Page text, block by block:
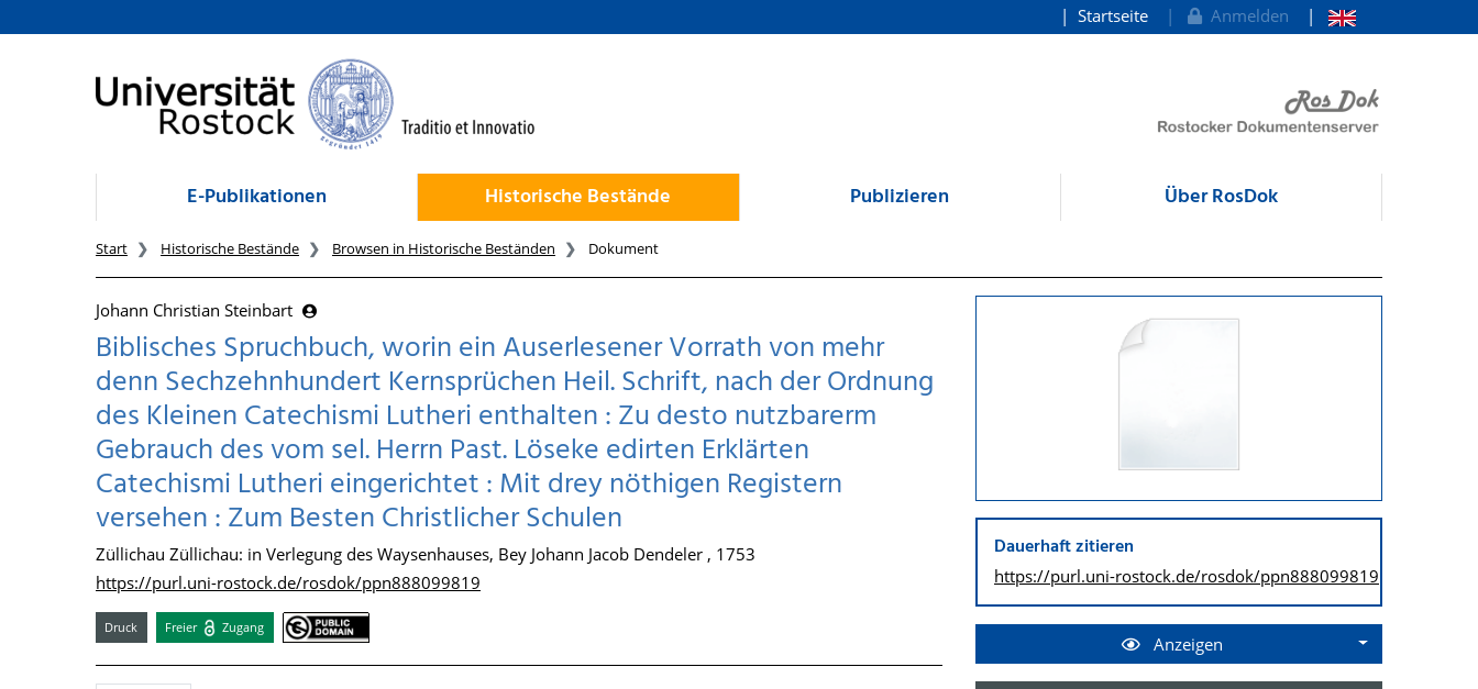
zum Inhalt
Startseite Anmelden
E-Publikationen Historische Bestände Publizieren Über RosDok
Start Historische Bestände Browsen in Historische Beständen Dokument
Johann Christian Steinbart
Biblisches Spruchbuch, worin ein Auserlesener Vorrath von mehr
denn Sechzehnhundert Kernsprüchen Heil. Schrift, nach der Ordnung
des Kleinen Catechismi Lutheri enthalten : Zu desto nutzbarerm
Gebrauch des vom sel. Herrn Past. Löseke edirten Erklärten
Catechismi Lutheri eingerichtet : Mit drey nöthigen Registern
versehen : Zum Besten Christlicher Schulen
Züllichau Züllichau: in Verlegung des Waysenhauses, Bey Johann Jacob Dendeler , 1753
https://purl.uni-rostock.de/rosdok/ppn888099819
Druck Freier Zugang
Dauerhaft zitieren
https://purl.uni-rostock.de/rosdok/ppn888099819
Anzeigen